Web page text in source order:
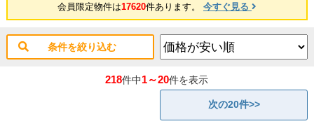
会員限定物件は17620件あります。 今すぐ見る
条件を絞り込む
218件中1～20件を表示
次の20件>>